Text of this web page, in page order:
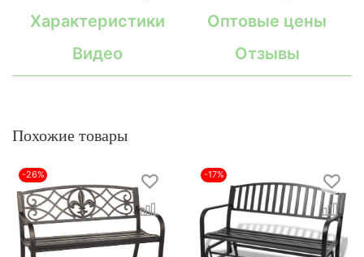
Характеристики
Оптовые цены
Видео
Отзывы
Похожие товары
-26% -17%